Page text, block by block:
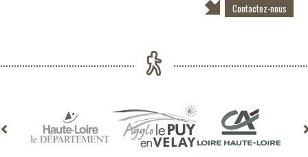
Contactez-nous